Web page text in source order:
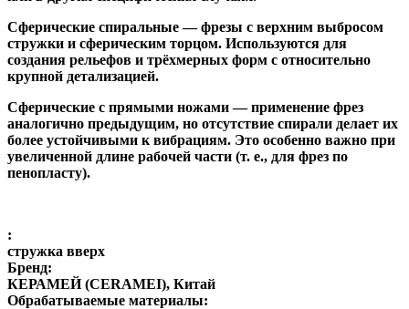
Сферические спиральные— фрезы с верхним выбросом
стружки и сферическим торцом. Используются для
создания рельефов и трёхмерных форм с относительно
крупной детализацией.
Сферические с прямыми ножами— применение фрез
аналогично предыдущим, но отсутствие спирали делает их
более устойчивыми к вибрациям. Это особенно важно при
увеличенной длине рабочей части (т. е., для фрез по
пенопласту).
:
стружка вверх
Бренд:
КЕРАМЕЙ (CERAMEI), Китай
Обрабатываемые материалы: